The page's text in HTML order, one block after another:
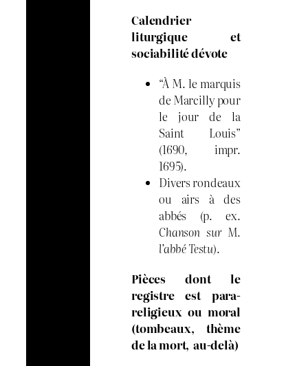
Calendrier
liturgique et
sociabilité dévote
“À M. le marquis
de Marcilly pour
le jour de la
Saint Louis”
(1690, impr.
1695).
Divers rondeaux
ou airs à des
abbés (p. ex.
Chanson sur M.
l’abbé Testu).
Pièces dont le
registre est para-
religieux ou moral
(tombeaux, thème
de la mort, au-delà)